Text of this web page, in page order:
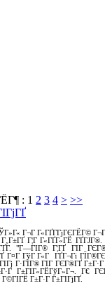
: 1 2 3 4 > >>
Г¬Г Г«ГҐГ­ГјГЄГЁГ©
Г‚Г±ГҐ Г¦Г Г«ГҐГ«ГЁ
"Г—ГІГ® Г¦ГҐ ГІГ
Г¤Г ГўГ Г«Г ГҐГ¬Гі
Г·ГІГ® ГІГ ГЄГ®ГҐ
Г±ГІГ«ГЁГўГ»Г¬. Г€
Г±Г·Г Г±ГІГјГҐ.